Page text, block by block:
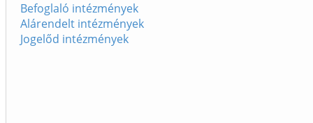
Befoglaló intézmények
Alárendelt intézmények
Jogelőd intézmények